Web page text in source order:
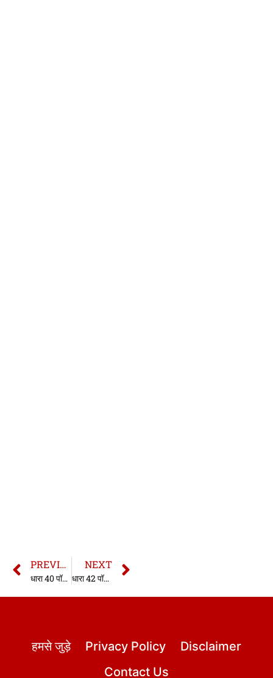
PREVIOUS
धारा 40 पॉक्सो एक्ट | 40 Pocso Act in hindi
NEXT
धारा 42 पॉक्सो एक्ट | 42 Pocso Act in hindi
हमसे जुड़े Privacy Policy
Disclaimer
Contact Us